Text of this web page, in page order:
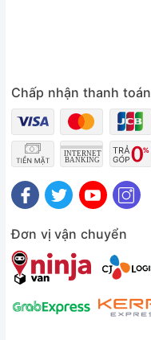
Chấp nhận thanh toán
Đơn vị vận chuyển